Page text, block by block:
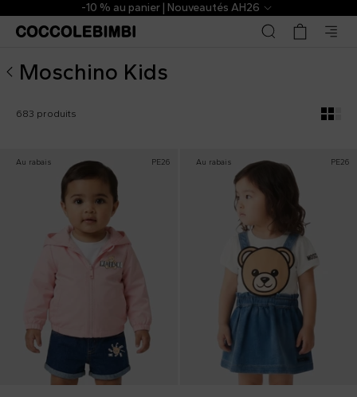
The Outlet | De -40 % à -70 %
Moschino Kids
683 produits
Au rabais PE26 Au rabais PE26
Moschino Kids ▷ Collection Enfants et Bébés enfants |